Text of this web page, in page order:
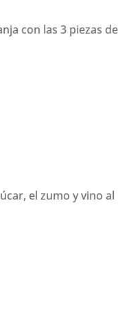
con las 3 piezas de
el zumo y vino al